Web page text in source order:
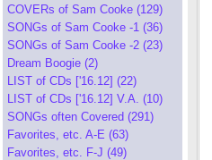
COVERs of Sam Cooke (129)
SONGs of Sam Cooke -1 (36)
SONGs of Sam Cooke -2 (23)
Dream Boogie (2)
LIST of CDs ['16.12] (22)
LIST of CDs ['16.12] V.A. (10)
SONGs often Covered (291)
Favorites, etc. A-E (63)
Favorites, etc. F-J (49)